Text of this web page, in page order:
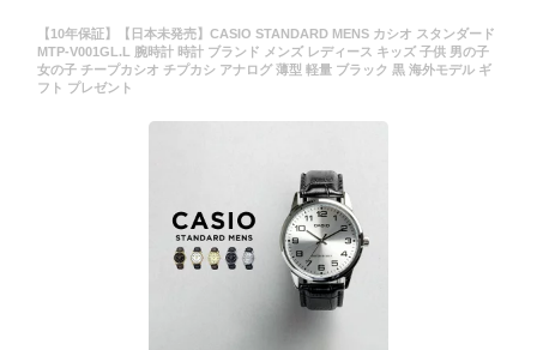
【10年保証】【日本未発売】CASIO STANDARD MENS カシオ スタンダード
MTP-V001GL.L 腕時計 時計 ブランド メンズ レディース キッズ 子供 男の子
女の子 チープカシオ チプカシ アナログ 薄型 軽量 ブラック 黒 海外モデル ギ
フト プレゼント